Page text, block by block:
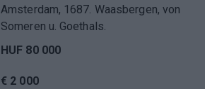
Amsterdam, 1687. Waasbergen, von
Someren u. Goethals.
HUF 80 000
€ 2 000